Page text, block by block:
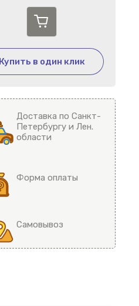
Купить в один клик
Доставка по Санкт-
Петербургу и Лен.
области
Форма оплаты
Самовывоз